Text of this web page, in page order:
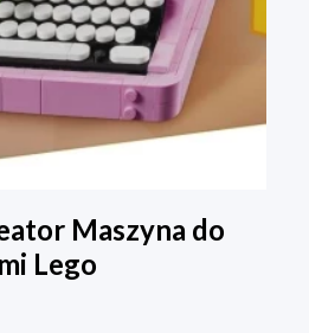
Maszyna do
Lego